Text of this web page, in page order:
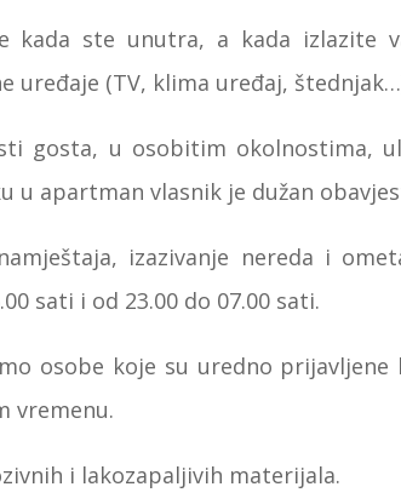
kada ste unutra, a kada izlazite
uređaje (TV, klima uređaj,
gosta, u osobitim okolnostima,
u apartman vlasnik je dužan
izazivanje nereda i
sati i od 23.00 do 07.00 sati.
osobe koje su uredno
vremenu.
i lakozapaljivih materijala.